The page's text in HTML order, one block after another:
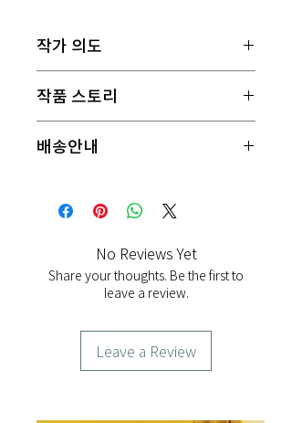
작가 의도
유화풍 소녀 초상화. 화려하면서도 감성적
인 분위기의 인테리어 작품입니다.
작품 스토리
배경이 조화를 이루며 화려함과 차분함을
배송안내
책 페이지 확정 전 임시 문구, 대표 확인 필
No Reviews Yet
Share your thoughts. Be the first to
leave a review.
Leave a Review